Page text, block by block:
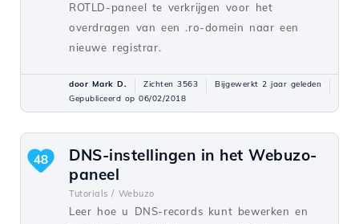
ROTLD-paneel te verkrijgen voor het
overdragen van een .ro-domein naar een
nieuwe registrar.
door Mark D. Zichten 3563
Bijgewerkt 2 jaar geleden
Gepubliceerd op 06/02/2018
DNS-instellingen in het Webuzo-
paneel
Tutorials / Webuzo
Leer hoe u DNS-records kunt bewerken en
48